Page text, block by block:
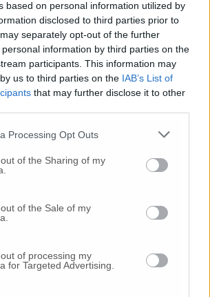
based on personal information utilized by
disclosed to third parties prior to
separately opt-out of the further
information by third parties on the
participants. This information may
us to third parties on the IAB’s List of
that may further disclose it to other
Processing Opt Outs
of the Sharing of my
of the Sale of my
of processing my
for Targeted Advertising.
davanti ai cancelli
di via Roncaglia
anche durante le
Per rendere la
lavoratori più agevole e
i rigori dell’inverno, oggi i
Jesi hanno montato una
gazebo esterno. Domani,
ancora accese le telecamere
tv nazionali, che da giorni
l’evolversi della situazione,
e L’Aria che tira (La7).